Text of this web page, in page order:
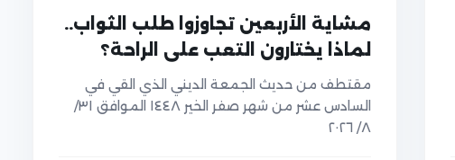
مشاية الأربعين تجاوزوا طلب الثواب..
لماذا يختارون التعب على الراحة؟
مقتطف من حديث الجمعة الديني الذي القي في
السادس عشر من شهر صفر الخير ١٤٤٨ الموافق ٣١/
٨/ ٢٠٢٦